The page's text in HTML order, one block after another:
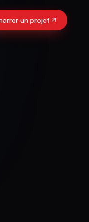
un projet